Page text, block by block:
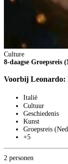
Culture
8-daagse Groepsreis
Voorbij Leonardo:
Italië
Cultuur
Geschiedenis
Kunst
Groepsreis
+5
2 personen